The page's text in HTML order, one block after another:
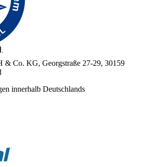
& Co. KG, Georgstraße 27-29, 30159
innerhalb Deutschlands